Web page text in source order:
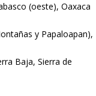
(oeste), Oaxaca
y Papaloapan),
Baja, Sierra de